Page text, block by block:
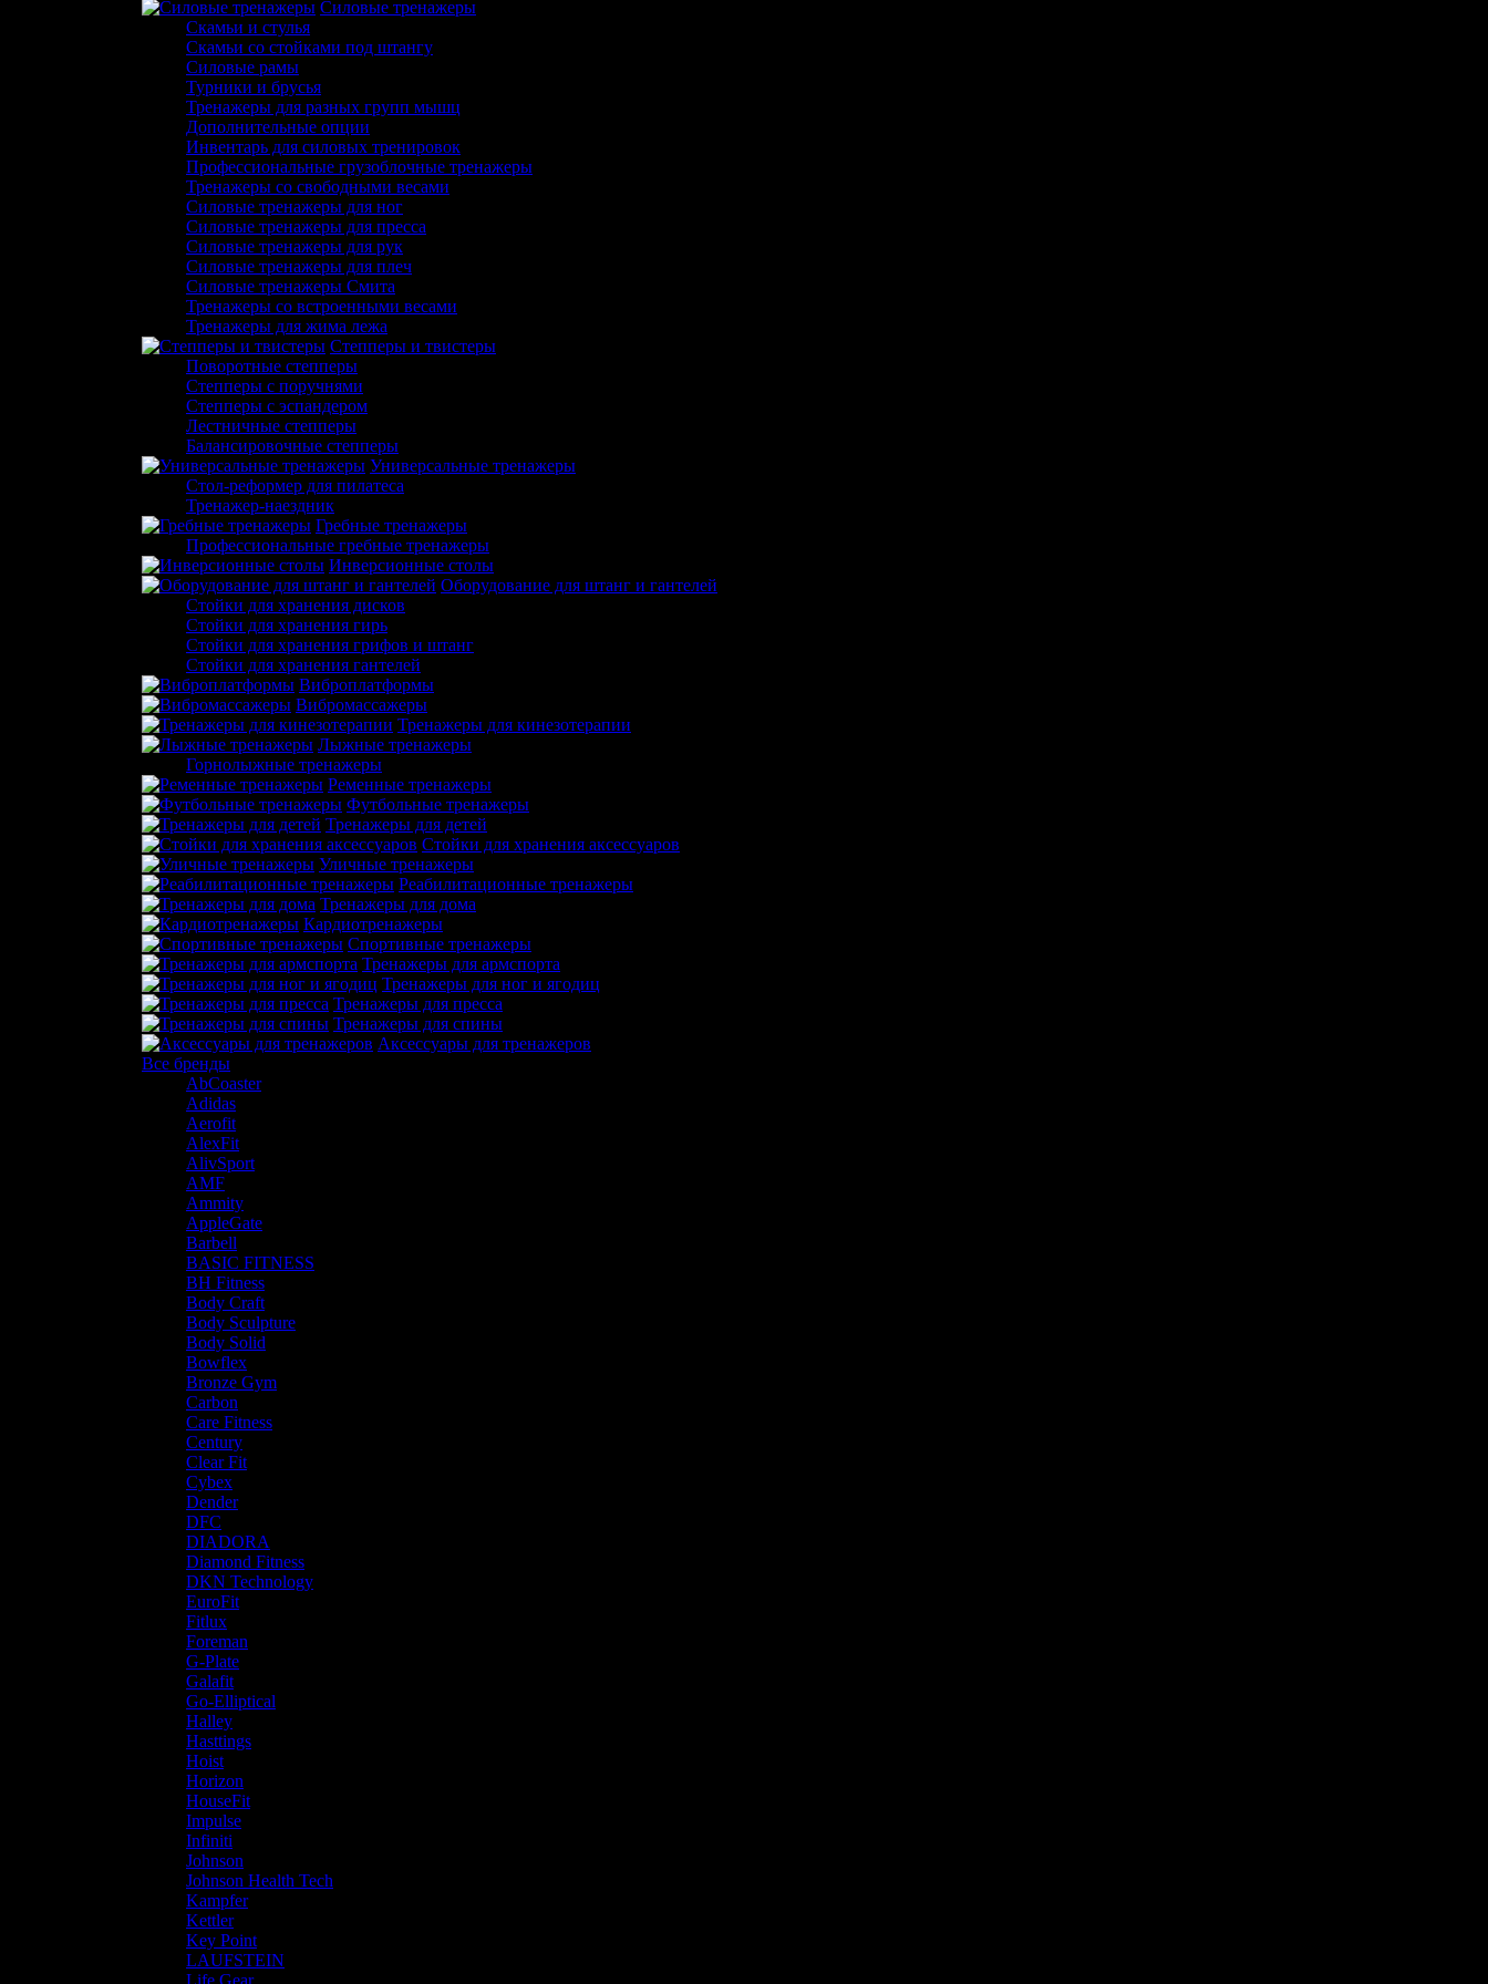
Силовые тренажеры
Скамьи и стулья
Скамьи со стойками под штангу
Силовые рамы
Турники и брусья
Тренажеры для разных групп мышц
Дополнительные опции
Инвентарь для силовых тренировок
Профессиональные грузоблочные тренажеры
Тренажеры со свободными весами
Силовые тренажеры для ног
Силовые тренажеры для пресса
Силовые тренажеры для рук
Силовые тренажеры для плеч
Силовые тренажеры Смита
Тренажеры со встроенными весами
Тренажеры для жима лежа
Степперы и твистеры
Поворотные степперы
Степперы с поручнями
Степперы с эспандером
Лестничные степперы
Балансировочные степперы
Универсальные тренажеры
Стол-реформер для пилатеса
Тренажер-наездник
Гребные тренажеры
Профессиональные гребные тренажеры
Инверсионные столы
Оборудование для штанг и гантелей
Стойки для хранения дисков
Стойки для хранения гирь
Стойки для хранения грифов и штанг
Стойки для хранения гантелей
Виброплатформы
Вибромассажеры
Тренажеры для кинезотерапии
Лыжные тренажеры
Горнолыжные тренажеры
Ременные тренажеры
Футбольные тренажеры
Тренажеры для детей
Стойки для хранения аксессуаров
Уличные тренажеры
Реабилитационные тренажеры
Тренажеры для дома
Кардиотренажеры
Спортивные тренажеры
Тренажеры для армспорта
Тренажеры для ног и ягодиц
Тренажеры для пресса
Тренажеры для спины
Аксессуары для тренажеров
Все бренды
AbCoaster
Adidas
Aerofit
AlexFit
AlivSport
AMF
Ammity
AppleGate
Barbell
BASIC FITNESS
BH Fitness
Body Craft
Body Sculpture
Body Solid
Bowflex
Bronze Gym
Carbon
Care Fitness
Century
Clear Fit
Cybex
Dender
DFC
DIADORA
Diamond Fitness
DKN Technology
EuroFit
Fitlux
Foreman
G-Plate
Galafit
Go-Elliptical
Halley
Hasttings
Hoist
Horizon
HouseFit
Impulse
Infiniti
Johnson
Johnson Health Tech
Kampfer
Kettler
Key Point
LAUFSTEIN
Life Gear